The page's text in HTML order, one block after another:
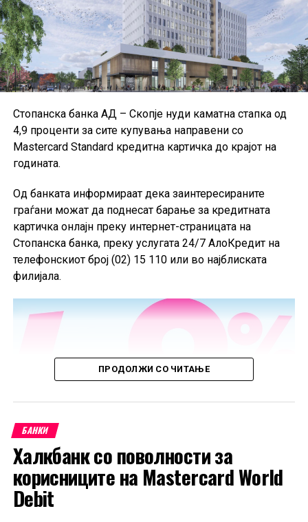
применуваат Меѓународните стандарди за
финансиско известување и техничките стандарди на
Европската банкарска управа, иако дел од малите и
средните институции користат национални
сметководствени стандарди.
Поради недостапност на податоците за Данска за
првиот квартал од 2026 година, при пресметката на
агрегатните податоци за ЕУ биле користени
податоците од четвртиот квартал од 2025 година, а кај
одредени показатели и податоци од првиот квартал
од 2025 година.
Стопанска банка АД – Скопје нуди каматна стапка од
4,9 проценти за сите купувања направени со
Mastercard Standard кредитна картичка до крајот на
годината.
Од банката информираат дека заинтересираните
граѓани можат да поднесат барање за кредитната
картичка онлајн преку интернет-страницата на
Стопанска банка, преку услугата 24/7 АлоКредит на
телефонскиот број (02) 15 110 или во најблиската
филијала.
ПРОДОЛЖИ СО ЧИТАЊЕ
БАНКИ
Халкбанк со поволности за
корисниците на Mastercard World
Debit